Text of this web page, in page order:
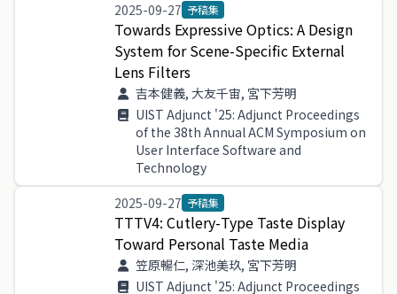
2025-09-27 予稿集
Towards ExpressiveOptics: A Design
System for Scene-Specific External
Lens Filters
吉本健義, 大友千宙, 宮下芳明
UIST Adjunct '25: Adjunct Proceedings
of the 38th Annual ACM Symposium on
User Interface Software and
Technology
2025-09-27 予稿集
TTTV4: Cutlery-Type Taste Display
Toward Personal Taste Media
笠原暢仁, 深池美玖, 宮下芳明
UIST Adjunct '25: Adjunct Proceedings